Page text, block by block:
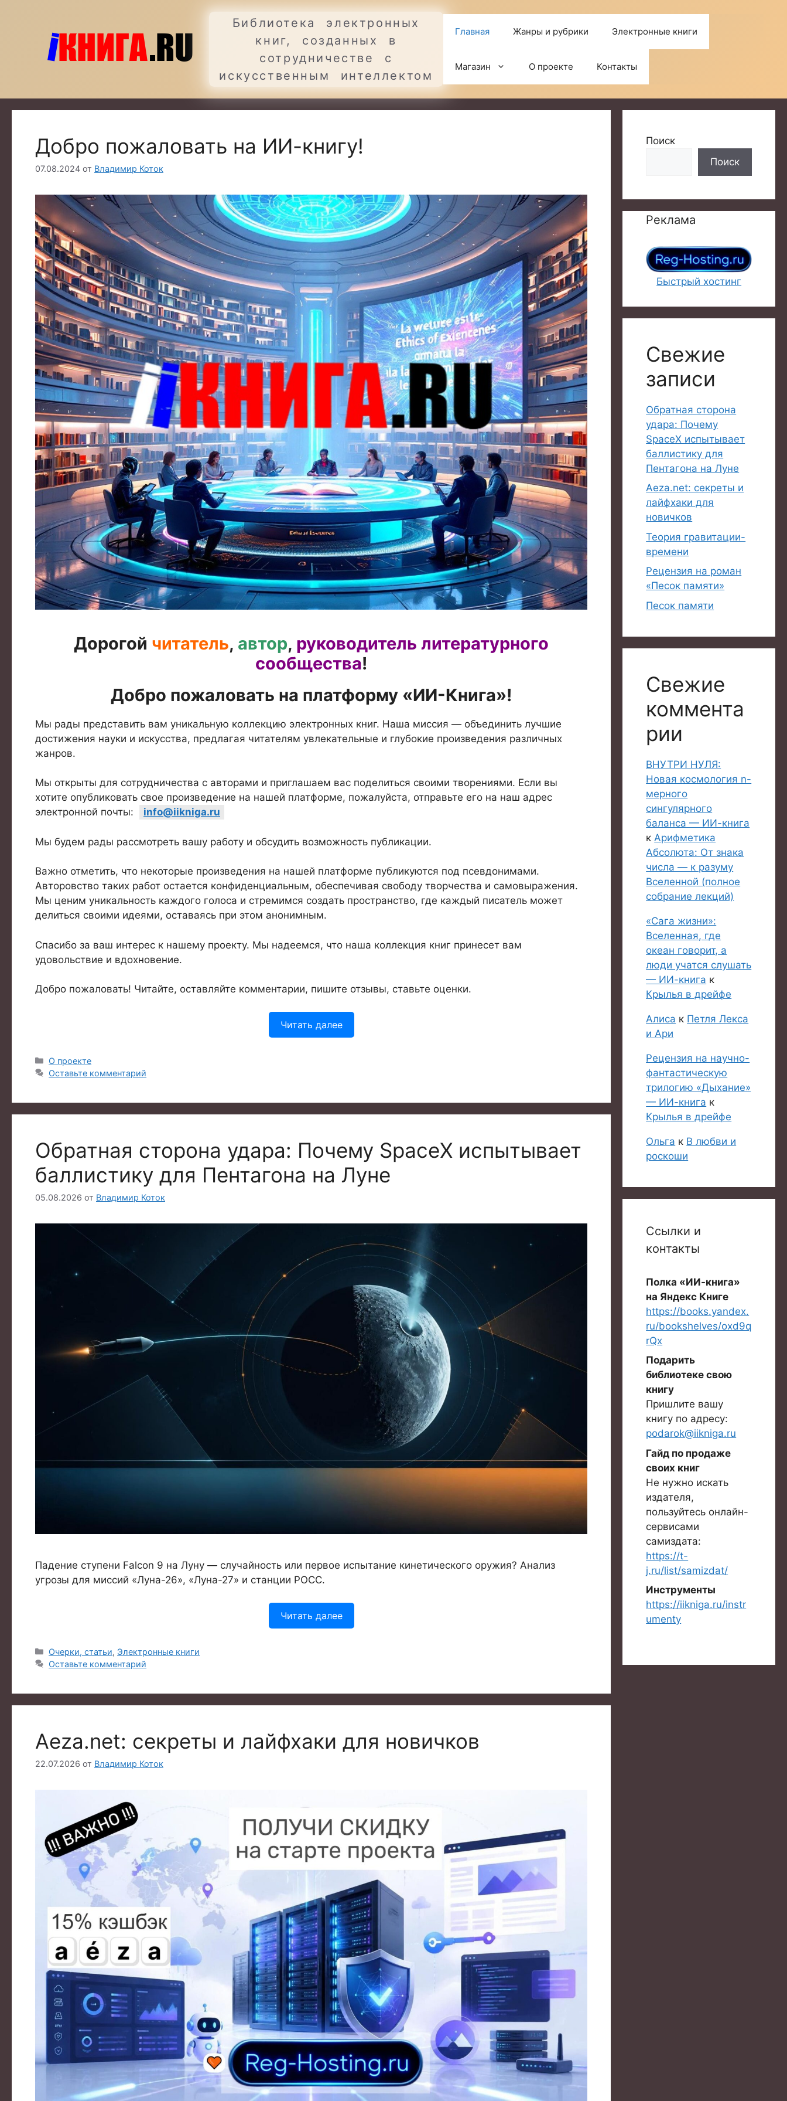
содержимому
Библиотека электронных
книг, созданных в
сотрудничестве с
искусственным интеллектом
Главная Жанры и рубрики Электронные книги
Магазин О проекте Контакты
Добро пожаловать на ИИ-книгу!
07.08.2024 от Владимир Коток
Дорогой читатель, автор, руководитель литературного
сообщества!
Добро пожаловать на платформу «ИИ-Книга»!
Мы рады представить вам уникальную коллекцию электронных книг. Наша миссия — объединить лучшие
достижения науки и искусства, предлагая читателям увлекательные и глубокие произведения различных
жанров.
Мы открыты для сотрудничества с авторами и приглашаем вас поделиться своими творениями. Если вы
хотите опубликовать свое произведение на нашей платформе, пожалуйста, отправьте его на наш адрес
электронной почты:
info@iikniga.ru
Мы будем рады рассмотреть вашу работу и обсудить возможность публикации.
Важно отметить, что некоторые произведения на нашей платформе публикуются под псевдонимами.
Авторовство таких работ остается конфиденциальным, обеспечивая свободу творчества и самовыражения.
Мы ценим уникальность каждого голоса и стремимся создать пространство, где каждый писатель может
делиться своими идеями, оставаясь при этом анонимным.
Спасибо за ваш интерес к нашему проекту. Мы надеемся, что наша коллекция книг принесет вам
удовольствие и вдохновение.
Добро пожаловать! Читайте, оставляйте комментарии, пишите отзывы, ставьте оценки.
Читать далее
Рубрики
О проекте
Оставьте комментарий
Обратная сторона удара: Почему SpaceX испытывает
баллистику для Пентагона на Луне
05.08.2026 от Владимир Коток
Падение ступени Falcon 9 на Луну — случайность или первое испытание кинетического оружия? Анализ
угрозы для миссий «Луна-26», «Луна-27» и станции РОСС.
Читать далее
Рубрики
Очерки, статьи, Электронные книги
Оставьте комментарий
Aeza.net: секреты и лайфхаки для новичков
22.07.2026 от Владимир Коток
Поиск
Поиск
Реклама
Быстрый хостинг
Свежие
записи
Обратная сторона
удара: Почему
SpaceX испытывает
баллистику для
Пентагона на Луне
Aeza.net: секреты и
лайфхаки для
новичков
Теория гравитации-
времени
Рецензия на роман
«Песок памяти»
Песок памяти
Свежие
коммента
рии
ВНУТРИ НУЛЯ:
Новая космология n-
мерного
сингулярного
баланса — ИИ-книга
к Арифметика
Абсолюта: От знака
числа — к разуму
Вселенной (полное
собрание лекций)
«Сага жизни»:
Вселенная, где
океан говорит, а
люди учатся слушать
— ИИ-книга к
Крылья в дрейфе
Алиса к Петля Лекса
и Ари
Рецензия на научно-
фантастическую
трилогию «Дыхание»
— ИИ-книга к
Крылья в дрейфе
Ольга к В любви и
роскоши
Ссылки и
контакты
Полка «ИИ-книга»
на Яндекс Книге
https://books.yandex.
ru/bookshelves/oxd9q
rQx
Подарить
библиотеке свою
книгу
Пришлите вашу
книгу по адресу:
podarok@iikniga.ru
Гайд по продаже
своих книг
Не нужно искать
издателя,
пользуйтесь онлайн-
сервисами
самиздата:
https://t-
j.ru/list/samizdat/
Инструменты
https://iikniga.ru/instr
umenty